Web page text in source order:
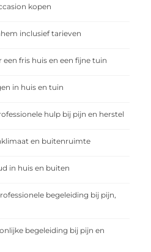
kopen
inclusief tarieven
fris huis en een fijne tuin
in huis en tuin
hulp bij pijn en herstel
en buitenruimte
in huis en buiten
begeleiding bij pijn,
begeleiding bij pijn en